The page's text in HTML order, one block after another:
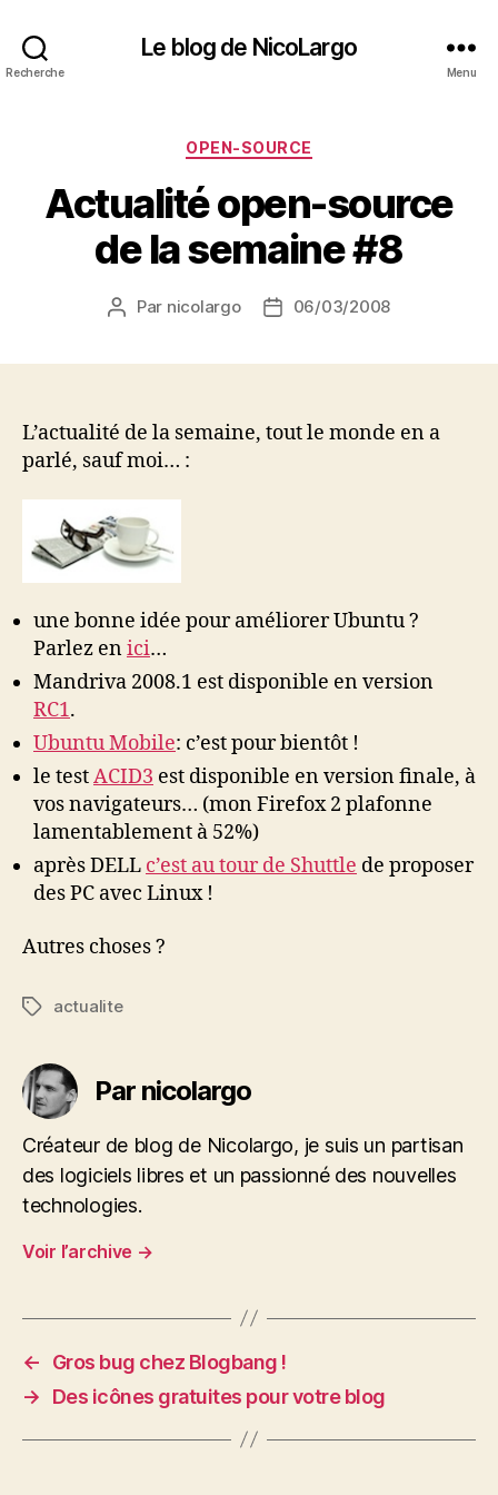
Recherche
Le blog de NicoLargo
Menu
Catégories
OPEN-SOURCE
Actualité open-source
de la semaine #8
Auteur
Par nicolargo
Date06/03/2008
L’actualité de la semaine, tout le monde en a
parlé, sauf moi… :
une bonne idée pour améliorer Ubuntu ?
Parlez enici…
Mandriva 2008.1 est disponible en version
RC1.
Ubuntu Mobile: c’est pour bientôt !
le testACID3 est disponible en version finale, à
vos navigateurs… (mon Firefox 2 plafonne
lamentablement à 52%)
après DELL c’est au tour de Shuttle de proposer
des PC avec Linux !
Autres choses ?
Étiquettes
actualite
Par nicolargo
Créateur de blog de Nicolargo, je suis un partisan
des logiciels libres et un passionné des nouvelles
technologies.
Voir l’archive →
←
Gros bug chez Blogbang !
→
Des icônes gratuites pour votre blog